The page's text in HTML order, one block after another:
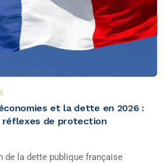
et la dette en 2026 :
de protection
de la dette publique française